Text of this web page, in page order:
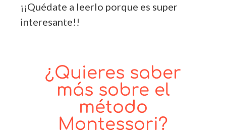
¡¡Quédate a leerlo porque es super
interesante!!
¿Quieres saber
más sobre el
método
Montessori?